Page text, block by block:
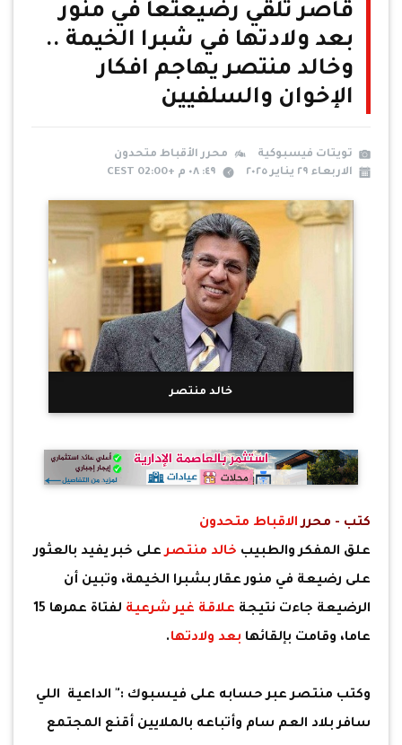
قاصر تلقي رضيعتعا في منور
بعد ولادتها في شبرا الخيمة ..
وخالد منتصر يهاجم افكار
الإخوان والسلفيين
تويتات فيسبوكية
محرر الأقباط متحدون
الاربعاء ٢٩ يناير ٢٠٢٥
٤٩: ٠٨ م +02:00 CEST
خالد منتصر
كتب - محررالاقباط متحدون
علق المفكر والطبيب خالد منتصرعلى خبر يفيد بالعثور
على رضيعة في منور عقار بشبرا الخيمة، وتبين أن
الرضيعة جاءت نتيجة علاقة غير شرعية
لفتاة عمرها 15
عاما، وقامت بإلقائها بعد ولادتها.
وكتب منتصر عبر حسابه على فيسبوك :" الداعية اللي
سافر بلاد العم سام وأتباعه بالملايين أقنع المجتمع